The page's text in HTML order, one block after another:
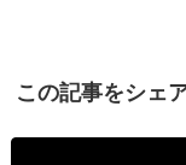
この記事をシェ